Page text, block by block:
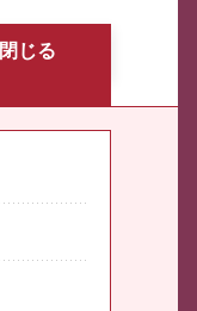
閉じる